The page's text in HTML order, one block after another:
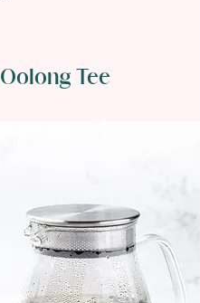
Oolong Tee